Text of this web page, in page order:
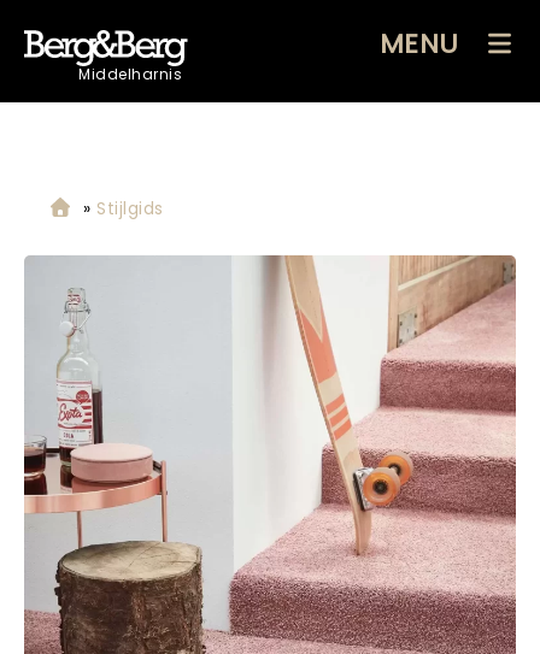
Middelharnis
MENU
» Stijlgids